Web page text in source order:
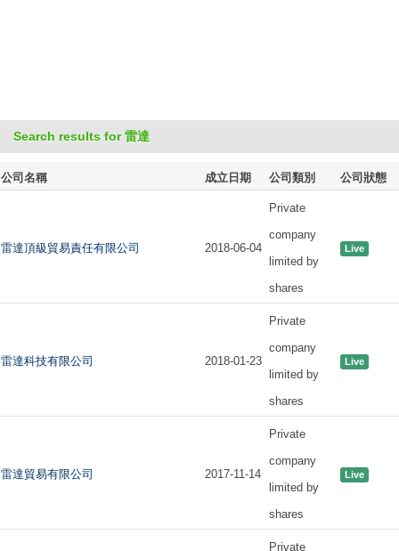
Search results for 雷達
公司名稱 成立日期 公司類別 公司狀態
雷達頂級貿易責任有限公司 2018-06-04
Private
company
limited by
shares
Live
雷達科技有限公司 2018-01-23
Private
company
limited by
shares
Live
雷達貿易有限公司 2017-11-14
Private
company
limited by
shares
Live
Private